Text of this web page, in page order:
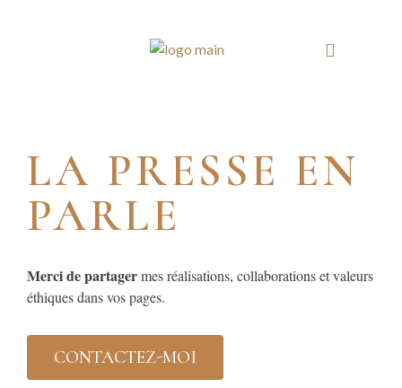
LA PRESSE EN
PARLE
Merci de partagermes réalisations, collaborations et valeurs
éthiques dans vos pages.
CONTACTEZ-MOI